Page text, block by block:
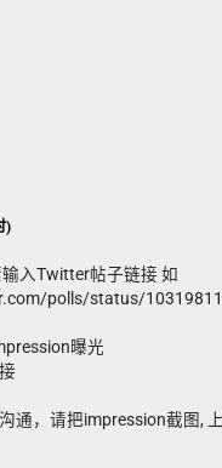
)
入Twitter帖子链接 如
polls/status/
曝光
通，请把impression截图,